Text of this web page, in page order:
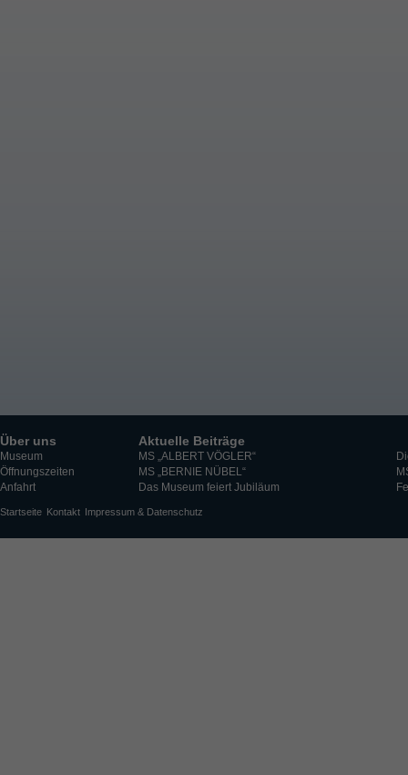
Über uns
Museum
Öffnungszeiten
Anfahrt
Aktuelle Beiträge
MS „ALBERT VÖGLER“
MS „BERNIE NÜBEL“
Das Museum feiert Jubiläum
Startseite Kontakt Impressum & Datenschutz